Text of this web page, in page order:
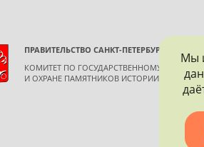
ПРАВИТЕЛЬСТВО САНКТ-ПЕТЕРБУРГА
КОМИТЕТ ПО ГОСУДАРСТВЕННОМУ
И ОХРАНЕ ПАМЯТНИКОВ ИСТОРИИ И
Мы